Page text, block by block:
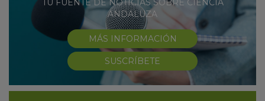
TU FUENTE DE NOTICIAS SOBRE CIENCIA
ANDALUZA
MÁS INFORMACIÓN
SUSCRÍBETE